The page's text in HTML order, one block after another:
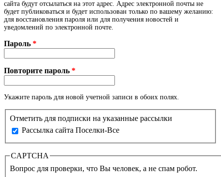
сайта будут отсылаться на этот адрес. Адрес электронной почты не
будет публиковаться и будет использован только по вашему желанию:
для восстановления пароля или для получения новостей и
уведомлений по электронной почте.
Пароль *
Повторите пароль *
Укажите пароль для новой учетной записи в обоих полях.
Отметить для подписки на указанные рассылки
Рассылка сайта Поселки-Все
CAPTCHA
Вопрос для проверки, что Вы человек, а не спам робот.